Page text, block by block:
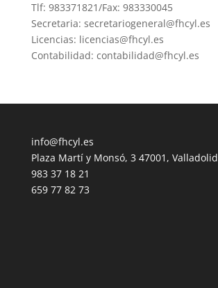
Tlf: 983371821/Fax: 983330045
Secretaria: secretariogeneral@fhcyl.es
Licencias: licencias@fhcyl.es
Contabilidad: contabilidad@fhcyl.es
info@fhcyl.es
Plaza Martí y Monsó, 3 47001, Valladolid
983 37 18 21
659 77 82 73